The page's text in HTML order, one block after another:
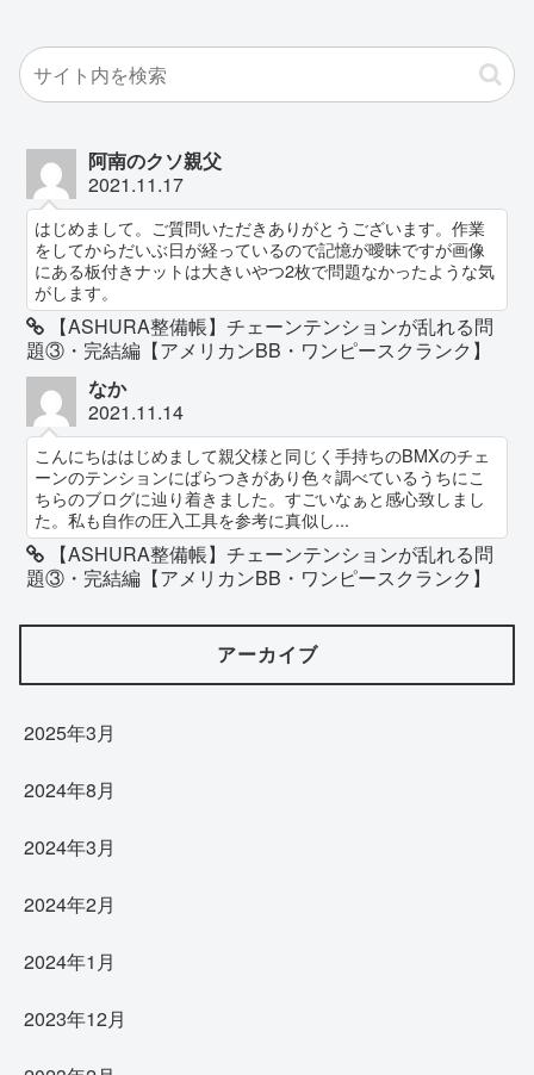
阿南のクソ親父
2021.11.17
はじめまして。ご質問いただきありがとうございます。作業
をしてからだいぶ日が経っているので記憶が曖昧ですが画像
にある板付きナットは大きいやつ2枚で問題なかったような気
がします。
【ASHURA整備帳】チェーンテンションが乱れる問
題③・完結編【アメリカンBB・ワンピースクランク】
なか
2021.11.14
こんにちははじめまして親父様と同じく手持ちのBMXのチェ
ーンのテンションにばらつきがあり色々調べているうちにこ
ちらのブログに辿り着きました。すごいなぁと感心致しまし
た。私も自作の圧入工具を参考に真似し...
【ASHURA整備帳】チェーンテンションが乱れる問
題③・完結編【アメリカンBB・ワンピースクランク】
アーカイブ
2025年3月
2024年8月
2024年3月
2024年2月
2024年1月
2023年12月